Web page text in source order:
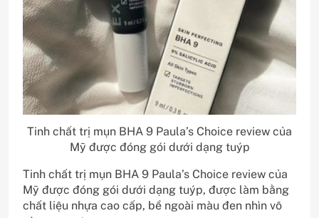
Tinh chất trị mụn BHA 9 Paula’s Choice review của
Mỹ được đóng gói dưới dạng tuýp
Tinh chất trị mụn BHA 9 Paula’s Choice review của
Mỹ được đóng gói dưới dạng tuýp, được làm bằng
chất liệu nhựa cao cấp, bề ngoài màu đen nhìn vô